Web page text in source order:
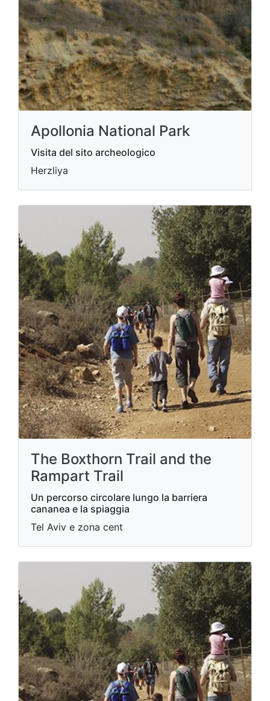
Apollonia National Park
Visita del sito archeologico
Herzliya
The Boxthorn Trail and the
Rampart Trail
Un percorso circolare lungo la barriera
cananea e la spiaggia
Tel Aviv e zona cent